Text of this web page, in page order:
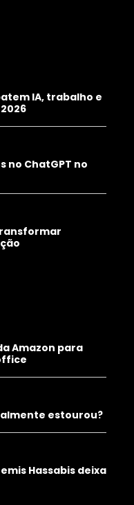
IA, trabalho e
no ChatGPT no
Amazon para
estourou?
Hassabis deixa